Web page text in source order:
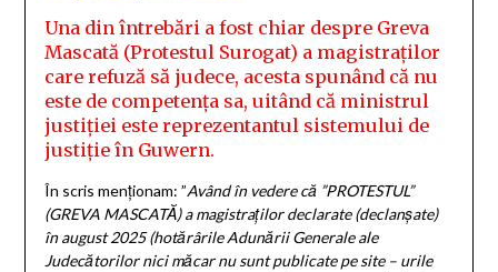
Una din întrebări a fost chiar despre Greva
Mascată (Protestul Surogat) a magistraților
care refuză să judece, acesta spunând că nu
este de competența sa, uitând că ministrul
justiției este reprezentantul sistemului de
justiție în Guwern.
În scris menționam: ”Având în vedere că ”PROTESTUL”
(GREVA MASCATĂ) a magistraților declarate (declanșate)
în august 2025 (hotărârile Adunării Generale ale
Judecătorilor nici măcar nu sunt publicate pe site – urile